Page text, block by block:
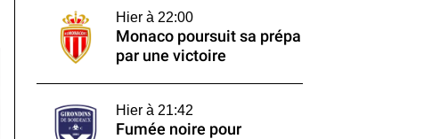
Hier à 22:00
Monaco poursuit sa prépa
par une victoire
Hier à 21:42
Fumée noire pour